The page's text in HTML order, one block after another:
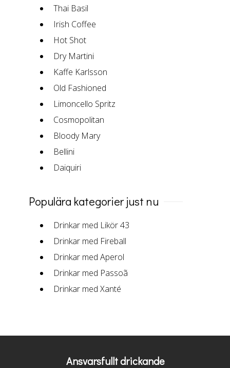
Thai Basil
Irish Coffee
Hot Shot
Dry Martini
Kaffe Karlsson
Old Fashioned
Limoncello Spritz
Cosmopolitan
Bloody Mary
Bellini
Daiquiri
Populära kategorier just nu
Drinkar med Likör 43
Drinkar med Fireball
Drinkar med Aperol
Drinkar med Passoã
Drinkar med Xanté
Ansvarsfullt drickande